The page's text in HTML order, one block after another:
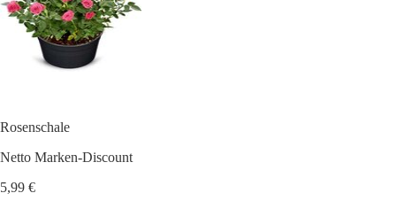
Rosenschale
Netto Marken-Discount
5,99 €